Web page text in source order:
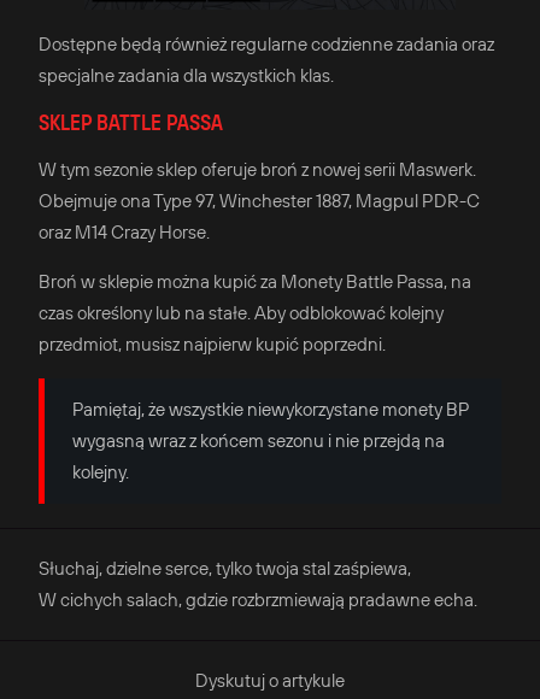
Dostępne będą również regularne codzienne zadania oraz
specjalne zadania dla wszystkich klas.
SKLEP BATTLE PASSA
W tym sezonie sklep oferuje broń z nowej serii Maswerk.
Obejmuje ona Type 97, Winchester 1887, Magpul PDR-C
oraz M14 Crazy Horse.
Broń w sklepie można kupić za Monety Battle Passa, na
czas określony lub na stałe. Aby odblokować kolejny
przedmiot, musisz najpierw kupić poprzedni.
Pamiętaj, że wszystkie niewykorzystane monety BP
wygasną wraz z końcem sezonu i nie przejdą na
kolejny.
Słuchaj, dzielne serce, tylko twoja stal zaśpiewa,
W cichych salach, gdzie rozbrzmiewają pradawne echa.
Dyskutuj o artykule